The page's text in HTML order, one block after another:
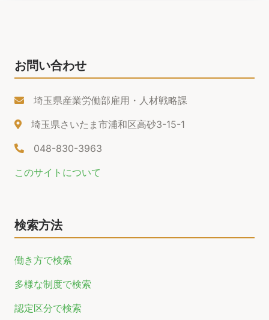
お問い合わせ
埼玉県産業労働部雇用・人材戦略課
埼玉県さいたま市浦和区高砂3-15-1
048-830-3963
このサイトについて
検索方法
働き方で検索
多様な制度で検索
認定区分で検索